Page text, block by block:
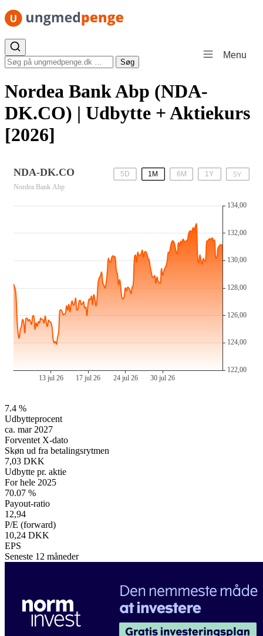
Spring til indhold
Menu
Søg efter: Søg
Nordea Bank Abp (NDA-
DK.CO) | Udbytte + Aktiekurs
[2026]
7.4 %
Udbytteprocent
ca. mar 2027
Forventet X-dato
Skøn ud fra betalingsrytmen
7,03 DKK
Udbytte pr. aktie
For hele 2025
70.07 %
Payout-ratio
12,94
P/E (forward)
10,24 DKK
EPS
Seneste 12 måneder